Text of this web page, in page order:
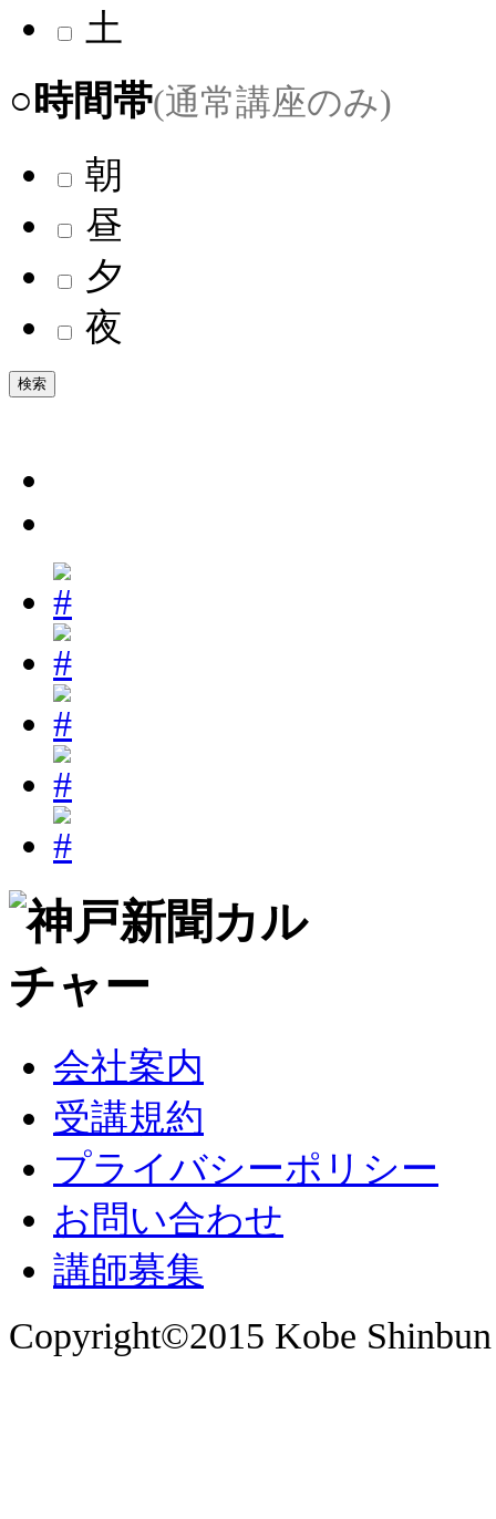
土
○時間帯(通常講座のみ)
朝
昼
夕
夜
検索
会社案内
受講規約
プライバシーポリシー
お問い合わせ
講師募集
Copyright©2015 Kobe